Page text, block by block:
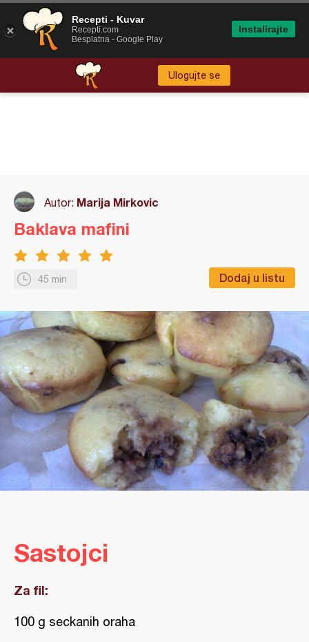
Ulogujte se
Autor: Marija Mirkovic
45 min Dodaj u listu
Baklava mafini
Sastojci
Za fil:
100 g seckanih oraha
Recepti - Kuvar
Recepti.com
Besplatna - Google Play
Instalirajte